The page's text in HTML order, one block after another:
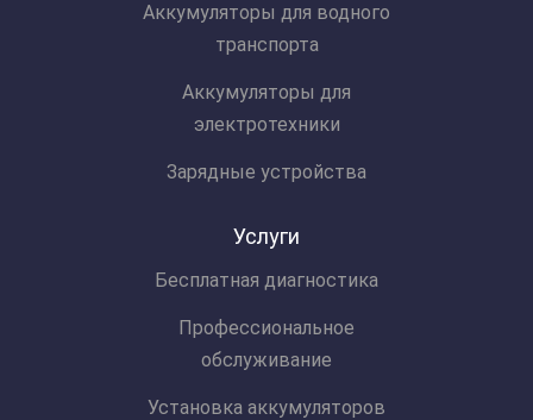
Аккумуляторы для водного
транспорта
Аккумуляторы для
электротехники
Зарядные устройства
Услуги
Бесплатная диагностика
Профессиональное
обслуживание
Установка аккумуляторов